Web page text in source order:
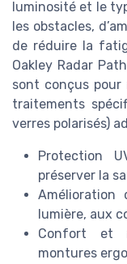
luminosité et le
les obstacles,
de réduire la
Oakley Radar
sont conçus pour
traitements
verres polarisés)
Protection
préserver la
lumière, aux
Confort et
montures